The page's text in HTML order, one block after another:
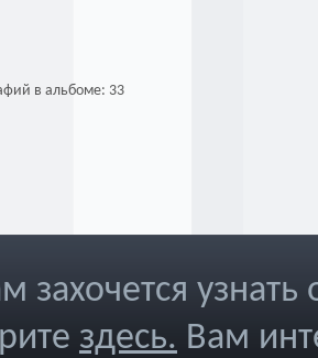
в альбоме: 33
захочется
здесь. Вам